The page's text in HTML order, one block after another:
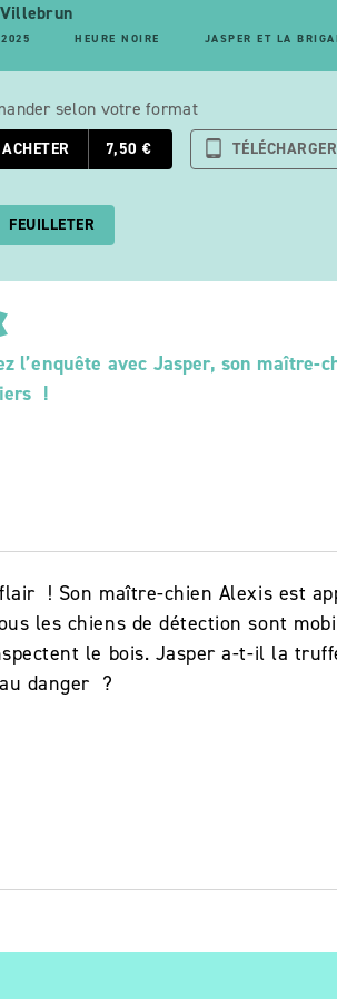
HEURE NOIRE JASPER ET LA
selon votre format
ACHETER 7,50 € tablet_android TÉLÉCHARGER
FEUILLETER
l’enquête avec Jasper, son
!
! Son maître-chien Alexis est
les chiens de détection sont
le bois. Jasper a-t-il la
danger ?